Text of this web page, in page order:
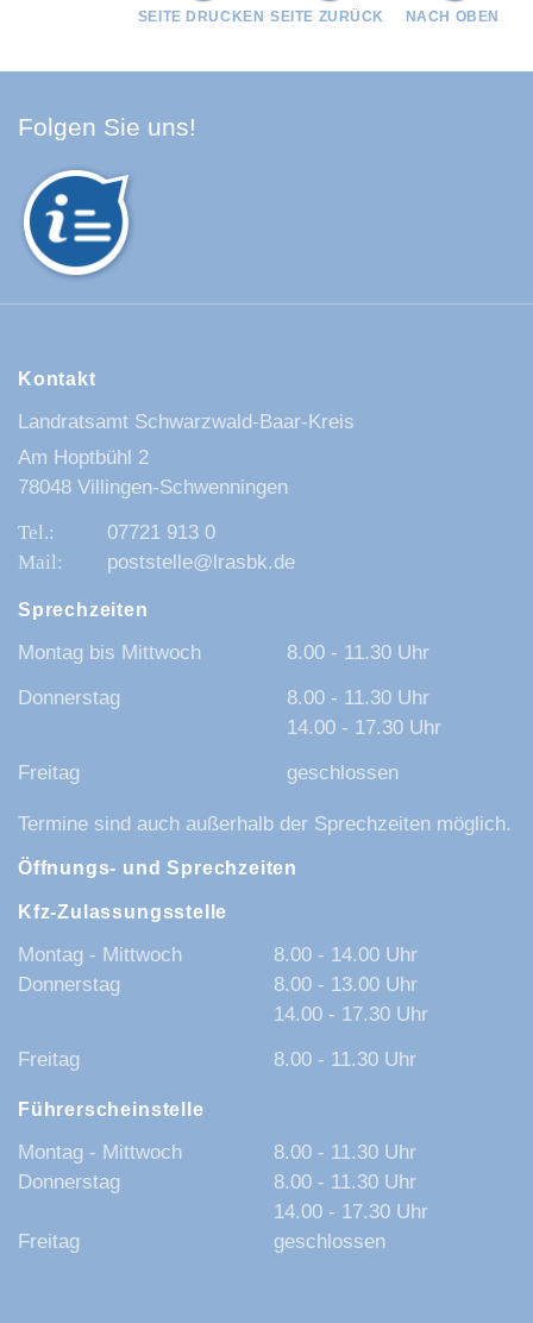
NACH OBEN
SEITE ZURÜCK
SEITE DRUCKEN
Folgen Sie uns!
Kontakt
Landratsamt Schwarzwald-Baar-Kreis
Am Hoptbühl 2
78048 Villingen-Schwenningen
07721 913 0
poststelle@lrasbk.de
Sprechzeiten
Montag bis Mittwoch
8.00 - 11.30 Uhr
Donnerstag
8.00 - 11.30 Uhr
14.00 - 17.30 Uhr
Freitag
geschlossen
Termine sind auch außerhalb der Sprechzeiten möglich.
Öffnungs- und Sprechzeiten
Kfz-Zulassungsstelle
Montag - Mittwoch
8.00 - 14.00 Uhr
Donnerstag
8.00 - 13.00 Uhr
14.00 - 17.30 Uhr
Freitag
8.00 - 11.30 Uhr
Führerscheinstelle
Montag - Mittwoch
8.00 - 11.30 Uhr
Donnerstag
8.00 - 11.30 Uhr
14.00 - 17.30 Uhr
Freitag
geschlossen